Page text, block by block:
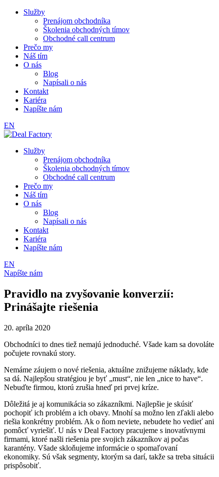
Služby
Prenájom obchodníka
Školenia obchodných tímov
Obchodné call centrum
Prečo my
Náš tím
O nás
Blog
Napísali o nás
Kontakt
Kariéra
Napíšte nám
EN
Služby
Prenájom obchodníka
Školenia obchodných tímov
Obchodné call centrum
Prečo my
Náš tím
O nás
Blog
Napísali o nás
Kontakt
Kariéra
Napíšte nám
EN
Napíšte nám
Pravidlo na zvyšovanie konverzií:
Prinášajte riešenia
20. apríla 2020
Obchodníci to dnes tiež nemajú jednoduché. Všade kam sa dovoláte
počujete rovnakú story.
Nemáme záujem o nové riešenia, aktuálne znižujeme náklady, kde
sa dá. Najlepšou stratégiou je byť „must“, nie len „nice to have“.
Nebuďte firmou, ktorú zrušia hneď pri prvej kríze.
Dôležitá je aj komunikácia so zákazníkmi. Najlepšie je skúsiť
pochopiť ich problém a ich obavy. Mnohí sa možno len zľakli alebo
riešia konkrétny problém. Ak o ňom neviete, nebudete ho vedieť ani
pomôcť vyriešiť. U nás v Deal Factory pracujeme s inovatívnymi
firmami, ktoré našli riešenia pre svojich zákazníkov aj počas
karantény. Všade skloňujeme informácie o spomaľovaní
ekonomiky. Sú však segmenty, ktorým sa darí, takže sa treba situácii
prispôsobiť.